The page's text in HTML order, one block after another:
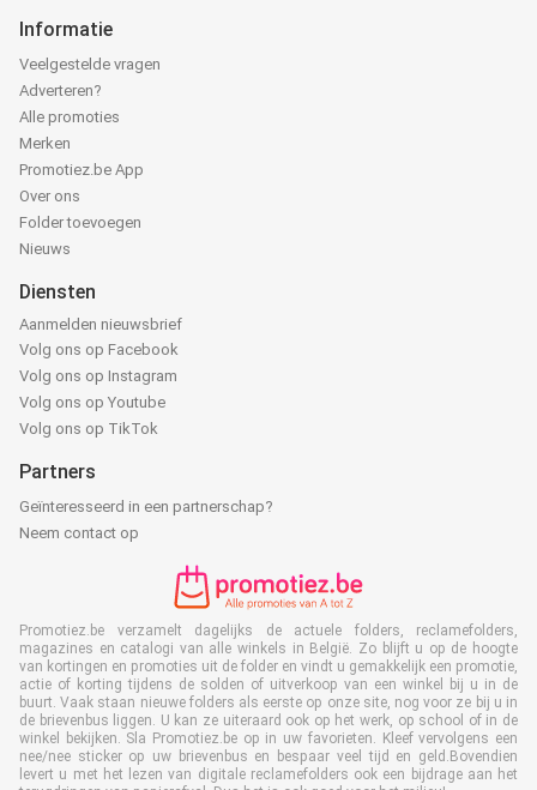
Informatie
Veelgestelde vragen
Adverteren?
Alle promoties
Merken
Promotiez.be App
Over ons
Folder toevoegen
Nieuws
Diensten
Aanmelden nieuwsbrief
Volg ons op Facebook
Volg ons op Instagram
Volg ons op Youtube
Volg ons op TikTok
Partners
Geïnteresseerd in een partnerschap?
Neem contact op
Promotiez.be verzamelt dagelijks de actuele folders, reclamefolders,
magazines en catalogi van alle winkels in België. Zo blijft u op de hoogte
van kortingen en promoties uit de folder en vindt u gemakkelijk een promotie,
actie of korting tijdens de solden of uitverkoop van een winkel bij u in de
buurt. Vaak staan nieuwe folders als eerste op onze site, nog voor ze bij u in
de brievenbus liggen. U kan ze uiteraard ook op het werk, op school of in de
winkel bekijken. Sla Promotiez.be op in uw favorieten. Kleef vervolgens een
nee/nee sticker op uw brievenbus en bespaar veel tijd en geld.Bovendien
levert u met het lezen van digitale reclamefolders ook een bijdrage aan het